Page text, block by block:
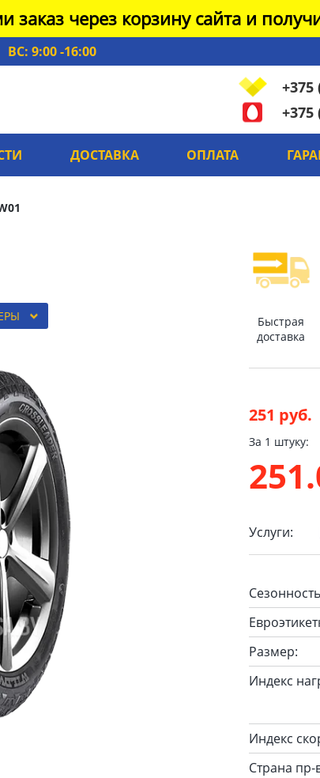
заказ через корзину сайта и
ВС: 9:00 -16:00
+375
+375
ДОСТАВКА ОПЛАТА
Быстрая
доставка
251 руб.
За 1 штуку:
Услуги:
Размер:
Индекс
Индекс
Страна пр-